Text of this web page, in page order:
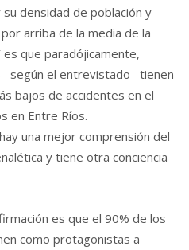
densidad de población y
arriba de la media de la
es que paradójicamente,
el entrevistado– tienen
bajos de accidentes en el
en Entre Ríos.
una mejor comprensión del
y tiene otra conciencia
es que el 90% de los
como protagonistas a